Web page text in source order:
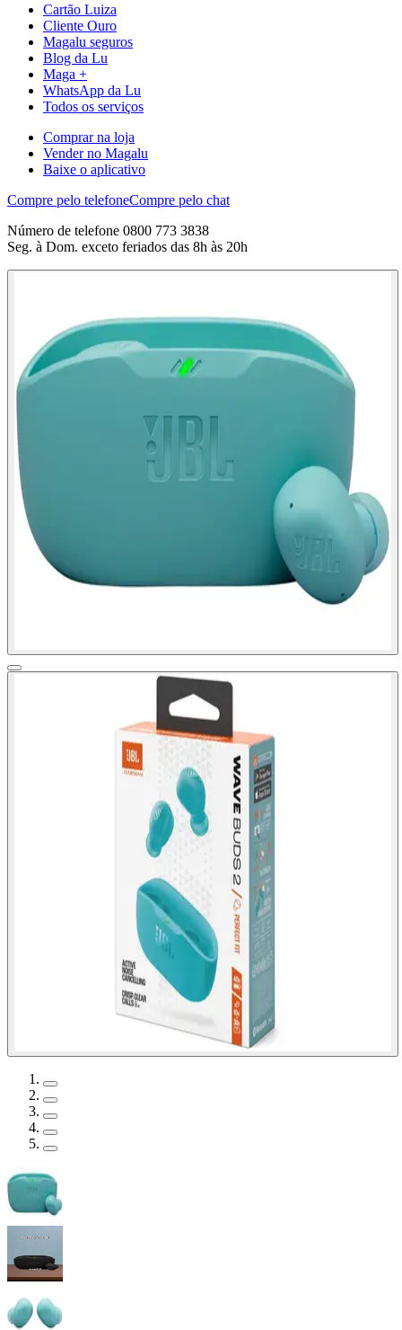
Cartão Luiza
Cliente Ouro
Magalu seguros
Blog da Lu
Maga +
WhatsApp da Lu
Todos os serviços
Comprar na loja
Vender no Magalu
Baixe o aplicativo
Compre pelo telefoneCompre pelo chat
Número de telefone 0800 773 3838
Seg. à Dom. exceto feriados das 8h às 20h